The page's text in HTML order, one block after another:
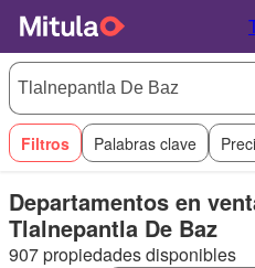
Filtros Palabras clave
Departamentos en
Tlalnepantla De Baz
907 propiedades disponibles